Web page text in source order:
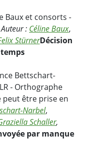
Baux et consorts -
Auteur : Céline Baux,
StürnerDécision
Bettschart-
- Orthographe
peut être prise en
Narbel,
Schaller,
par manque